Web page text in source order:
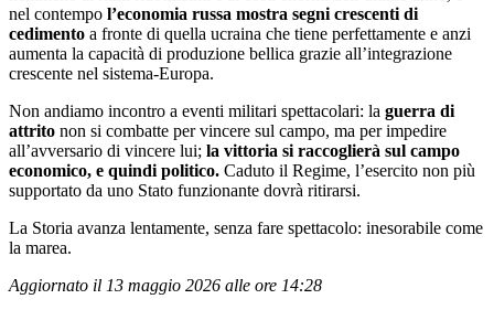
nel contempo l’economia russa mostra segni crescenti di
cedimento a fronte di quella ucraina che tiene perfettamente e anzi
aumenta la capacità di produzione bellica grazie all’integrazione
crescente nel sistema-Europa.
Non andiamo incontro a eventi militari spettacolari: la guerra di
attrito non si combatte per vincere sul campo, ma per impedire
all’avversario di vincere lui; la vittoria si raccoglierà sul campo
economico, e quindi politico. Caduto il Regime, l’esercito non più
supportato da uno Stato funzionante dovrà ritirarsi.
La Storia avanza lentamente, senza fare spettacolo: inesorabile come
la marea.
Aggiornato il 13 maggio 2026 alle ore 14:28